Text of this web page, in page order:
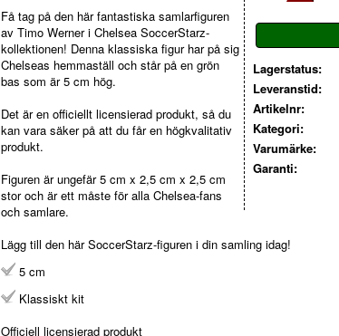
Lagerstatus:
Leveranstid:
Artikelnr:
Kategori:
Varumärke:
Garanti:
Få tag på den här fantastiska samlarfiguren
av Timo Werner i Chelsea SoccerStarz-
kollektionen! Denna klassiska figur har på sig
Chelseas hemmaställ och står på en grön
bas som är 5 cm hög.
Det är en officiellt licensierad produkt, så du
kan vara säker på att du får en högkvalitativ
produkt.
Figuren är ungefär 5 cm x 2,5 cm x 2,5 cm
stor och är ett måste för alla Chelsea-fans
och samlare.
Lägg till den här SoccerStarz-figuren i din samling idag!
5 cm
Klassiskt kit
Officiell licensierad produkt